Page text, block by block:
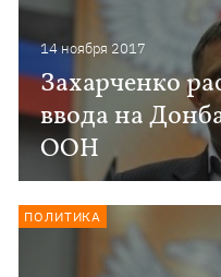
14 ноября 2017
Захарченко
ввода на
ООН
ПОЛИТИКА